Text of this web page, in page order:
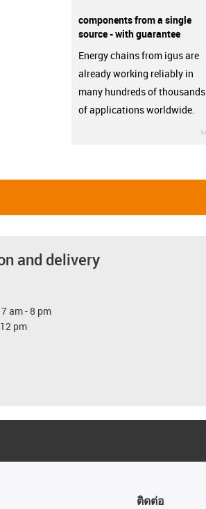
components from a single
source - with guarantee
Energy chains from igus are
already working reliably in
many hundreds of thousands
of applications worldwide.
and delivery
am - 8 pm
pm
ติดต่อ